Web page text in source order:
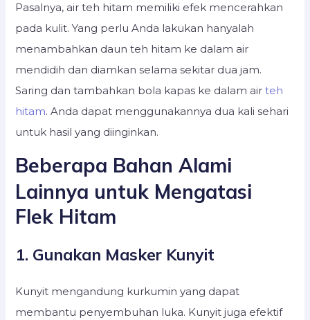
Pasalnya, air teh hitam memiliki efek mencerahkan
pada kulit. Yang perlu Anda lakukan hanyalah
menambahkan daun teh hitam ke dalam air
mendidih dan diamkan selama sekitar dua jam.
Saring dan tambahkan bola kapas ke dalam airteh
hitam. Anda dapat menggunakannya dua kali sehari
untuk hasil yang diinginkan.
Beberapa Bahan Alami
Lainnya untuk Mengatasi
Flek Hitam
1. Gunakan Masker Kunyit
Kunyit mengandung kurkumin yang dapat
membantu penyembuhan luka. Kunyit juga efektif